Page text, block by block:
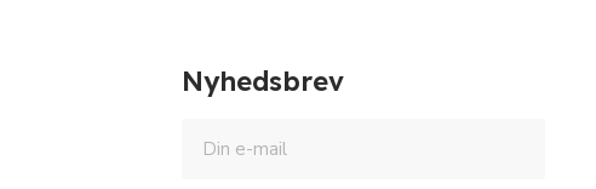
Nyhedsbrev